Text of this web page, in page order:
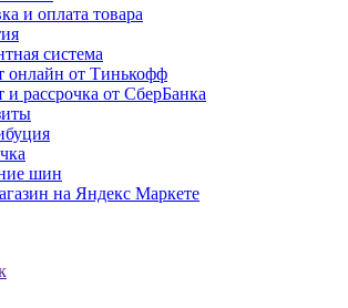
и оплата товара
система
онлайн от Тинькофф
и рассрочка от СберБанка
шин
на Яндекс Маркете